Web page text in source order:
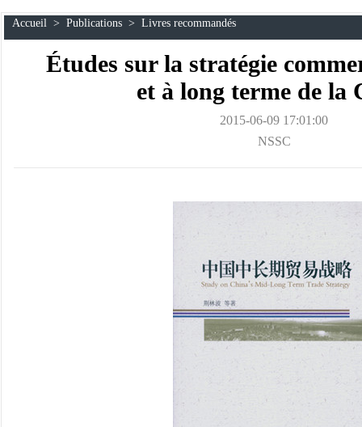
Accueil > Publications > Livres recommandés
Études sur la stratégie
et à long terme de la
2015-06-09 17:01:00
NSSC